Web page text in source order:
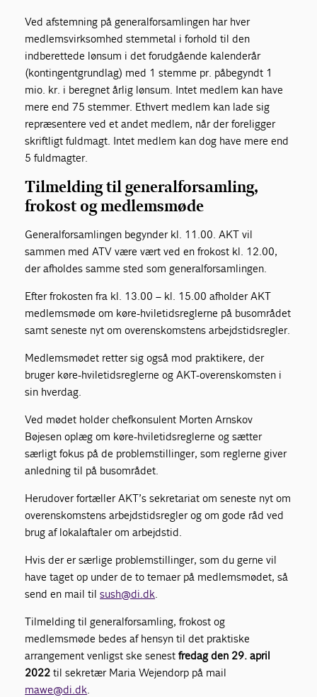
Ved afstemning på generalforsamlingen har hver
medlemsvirksomhed stemmetal i forhold til den
indberettede lønsum i det forudgående kalenderår
(kontingentgrundlag) med 1 stemme pr. påbegyndt 1
mio. kr. i beregnet årlig lønsum. Intet medlem kan have
mere end 75 stemmer. Ethvert medlem kan lade sig
repræsentere ved et andet medlem, når der foreligger
skriftligt fuldmagt. Intet medlem kan dog have mere end
5 fuldmagter.
Tilmelding til generalforsamling,
frokost og medlemsmøde
Generalforsamlingen begynder kl. 11.00. AKT vil
sammen med ATV være vært ved en frokost kl. 12.00,
der afholdes samme sted som generalforsamlingen.
Efter frokosten fra kl. 13.00 – kl. 15.00 afholder AKT
medlemsmøde om køre-hviletidsreglerne på busområdet
samt seneste nyt om overenskomstens arbejdstidsregler.
Medlemsmødet retter sig også mod praktikere, der
bruger køre-hviletidsreglerne og AKT-overenskomsten i
sin hverdag.
Ved mødet holder chefkonsulent Morten Arnskov
Bøjesen oplæg om køre-hviletidsreglerne og sætter
særligt fokus på de problemstillinger, som reglerne giver
anledning til på busområdet.
Herudover fortæller AKT’s sekretariat om seneste nyt om
overenskomstens arbejdstidsregler og om gode råd ved
brug af lokalaftaler om arbejdstid.
Hvis der er særlige problemstillinger, som du gerne vil
have taget op under de to temaer på medlemsmødet, så
send en mail tilsush@di.dk
Tilmelding til generalforsamling, frokost og
medlemsmøde bedes af hensyn til det praktiske
arrangement venligst ske senestfredag den 29. april
2022til sekretær Maria Wejendorp på mail
mawe@di.dk